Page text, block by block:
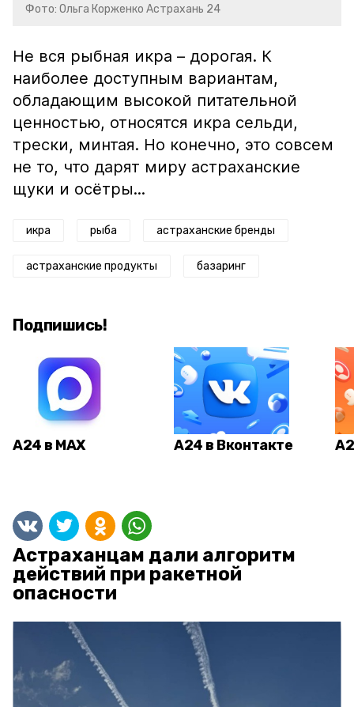
Фото: Ольга Корженко Астрахань 24
Не вся рыбная икра – дорогая. К
наиболее доступным вариантам,
обладающим высокой питательной
ценностью, относятся икра сельди,
трески, минтая. Но конечно, это совсем
не то, что дарят миру астраханские
щуки и осётры...
икра рыба астраханские бренды
астраханские продукты базаринг
Подпишись!
А24 в MAX А24 в Вконтакте
Астраханцам дали алгоритм
действий при ракетной
опасности